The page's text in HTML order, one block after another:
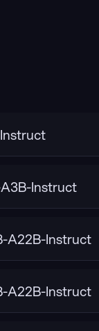
Instruct
A22B-Instruct
A22B-Instruct